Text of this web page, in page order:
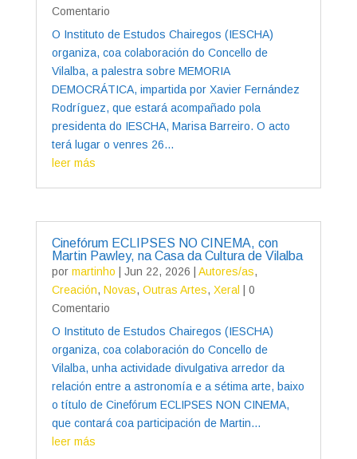
Comentario
O Instituto de Estudos Chairegos (IESCHA)
organiza, coa colaboración do Concello de
Vilalba, a palestra sobre MEMORIA
DEMOCRÁTICA, impartida por Xavier Fernández
Rodríguez, que estará acompañado pola
presidenta do IESCHA, Marisa Barreiro. O acto
terá lugar o venres 26...
leer más
Cinefórum ECLIPSES NO CINEMA, con
Martin Pawley, na Casa da Cultura de Vilalba
por martinho Jun 22, 2026 Autores/as,
Creación, Novas, Outras Artes, Xeral
| 0
Comentario
O Instituto de Estudos Chairegos (IESCHA)
organiza, coa colaboración do Concello de
Vilalba, unha actividade divulgativa arredor da
relación entre a astronomía e a sétima arte, baixo
o título de Cinefórum ECLIPSES NON CINEMA,
que contará coa participación de Martin...
leer más